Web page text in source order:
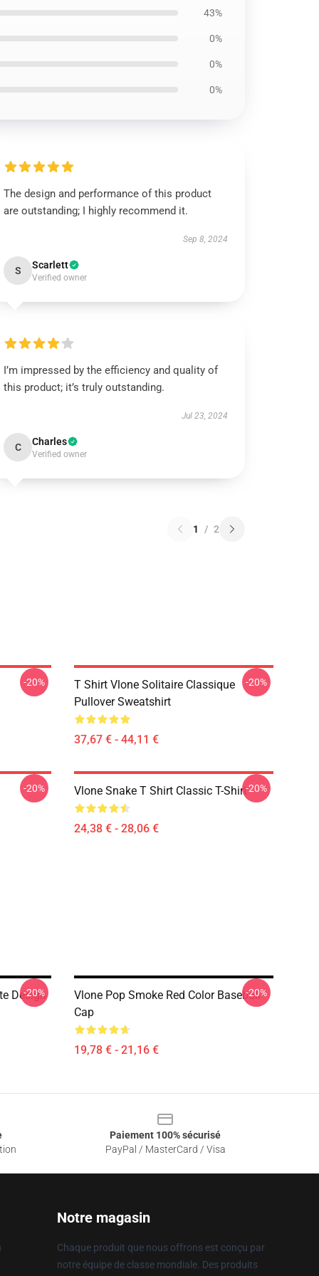
43%
0%
0%
0%
The design and performance of this product
are outstanding; I highly recommend it.
Sep 8, 2024
S Scarlett
Verified owner
I’m impressed by the efficiency and quality of
this product; it’s truly outstanding.
Jul 23, 2024
C Charles
Verified owner
1 / 2
-20%
T Shirt Vlone Solitaire Classique
Pullover Sweatshirt
37,67 € - 44,11 €
-20%
-20% Vlone Snake T Shirt Classic T-Shirt
24,38 € - 28,06 €
-20%
Design
-20%
Vlone Pop Smoke Red Color Baseball
Cap
19,78 € - 21,16 €
-20%
Paiement 100% sécurisé
PayPal / MasterCard / Visa
Notre magasin
Chaque produit que nous offrons est conçu par
notre équipe de classe mondiale. Des produits